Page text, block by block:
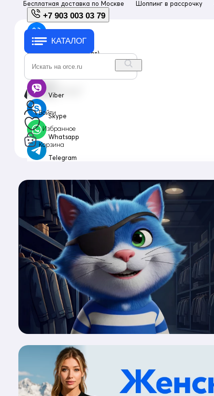
Бесплатная доставка по Москве Шоппинг в рассрочку
+7 903 003 03 79
+7 903 003 03 79
с 10:00 до 18:00 (пн-пт)
Viber
Skype
Whatsapp
Telegram
КАТАЛОГ
Войти
Избранное
Корзина